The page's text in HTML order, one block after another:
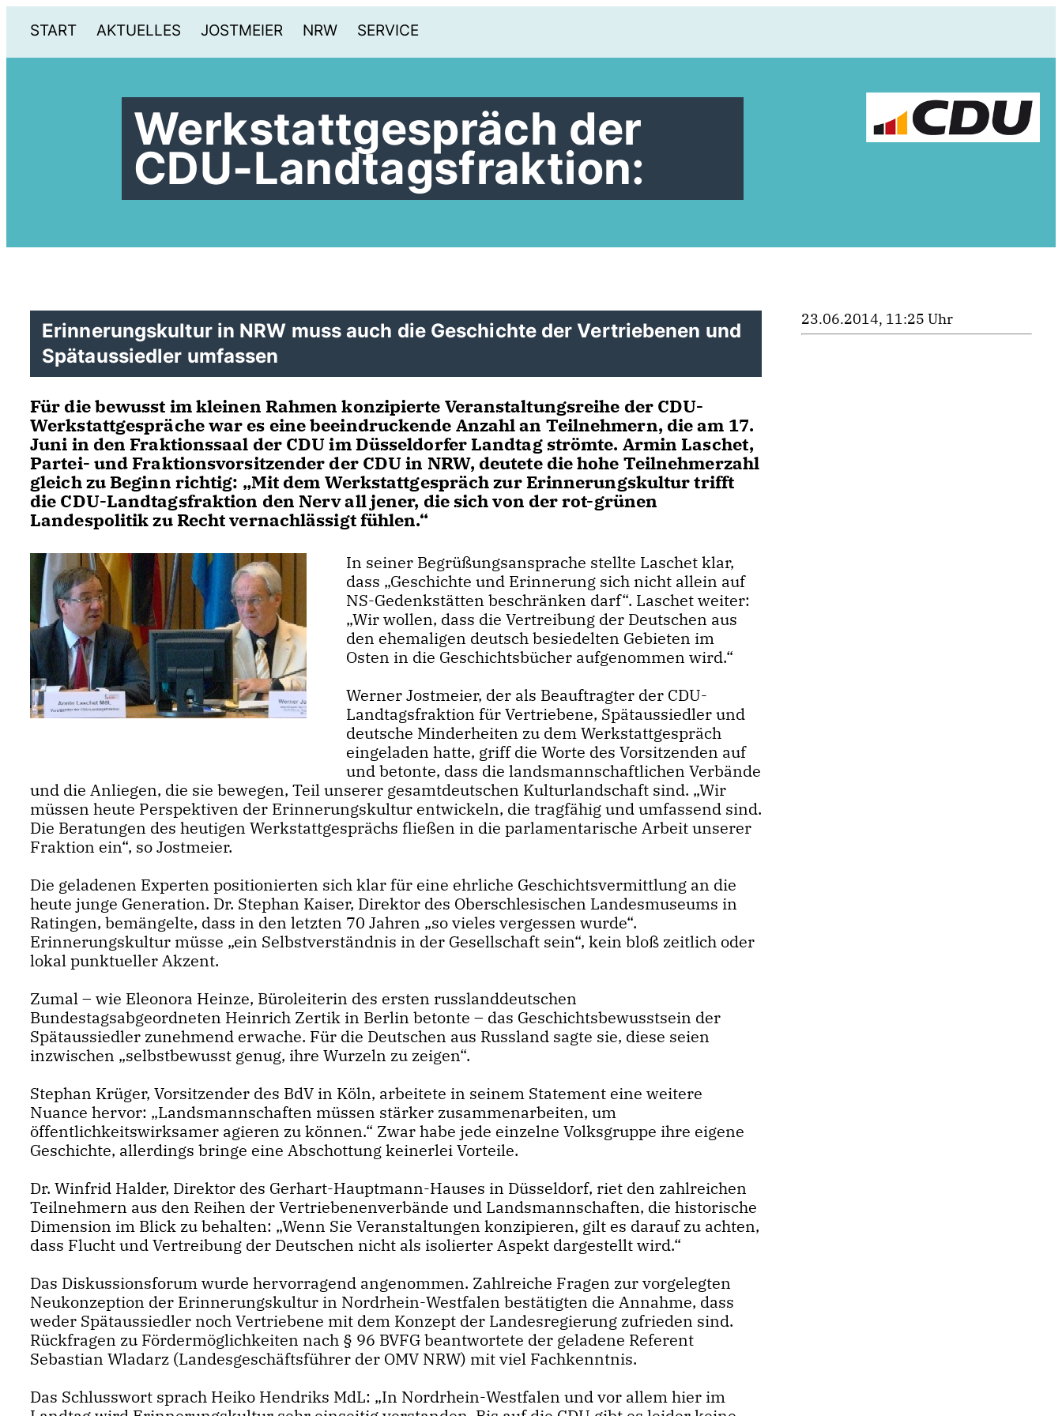
START AKTUELLES JOSTMEIER NRW SERVICE
Werkstattgespräch der
CDU-Landtagsfraktion:
Erinnerungskultur in NRW muss auch die Geschichte der Vertriebenen und
Spätaussiedler umfassen
Für die bewusst im kleinen Rahmen konzipierte Veranstaltungsreihe der CDU-
Werkstattgespräche war es eine beeindruckende Anzahl an Teilnehmern, die am 17.
Juni in den Fraktionssaal der CDU im Düsseldorfer Landtag strömte. Armin Laschet,
Partei- und Fraktionsvorsitzender der CDU in NRW, deutete die hohe Teilnehmerzahl
gleich zu Beginn richtig: „Mit dem Werkstattgespräch zur Erinnerungskultur trifft
die CDU-Landtagsfraktion den Nerv all jener, die sich von der rot-grünen
Landespolitik zu Recht vernachlässigt fühlen.“
In seiner Begrüßungsansprache stellte Laschet klar,
dass „Geschichte und Erinnerung sich nicht allein auf
NS-Gedenkstätten beschränken darf“. Laschet weiter:
Wir wollen, dass die Vertreibung der Deutschen aus
den ehemaligen deutsch besiedelten Gebieten im
Osten in die Geschichtsbücher aufgenommen wird.“
Werner Jostmeier, der als Beauftragter der CDU-
Landtagsfraktion für Vertriebene, Spätaussiedler und
deutsche Minderheiten zu dem Werkstattgespräch
eingeladen hatte, griff die Worte des Vorsitzenden auf
und betonte, dass die landsmannschaftlichen Verbände
und die Anliegen, die sie bewegen, Teil unserer gesamtdeutschen Kulturlandschaft sind. „Wir
müssen heute Perspektiven der Erinnerungskultur entwickeln, die tragfähig und umfassend sind.
Die Beratungen des heutigen Werkstattgesprächs fließen in die parlamentarische Arbeit unserer
Fraktion ein“, so Jostmeier.
Die geladenen Experten positionierten sich klar für eine ehrliche Geschichtsvermittlung an die
heute junge Generation. Dr. Stephan Kaiser, Direktor des Oberschlesischen Landesmuseums in
Ratingen, bemängelte, dass in den letzten 70 Jahren „so vieles vergessen wurde“.
Erinnerungskultur müsse „ein Selbstverständnis in der Gesellschaft sein“, kein bloß zeitlich oder
lokal punktueller Akzent.
Zumal – wie Eleonora Heinze, Büroleiterin des ersten russlanddeutschen
Bundestagsabgeordneten Heinrich Zertik in Berlin betonte – das Geschichtsbewusstsein der
Spätaussiedler zunehmend erwache. Für die Deutschen aus Russland sagte sie, diese seien
inzwischen „selbstbewusst genug, ihre Wurzeln zu zeigen“.
Stephan Krüger, Vorsitzender des BdV in Köln, arbeitete in seinem Statement eine weitere
Nuance hervor: „Landsmannschaften müssen stärker zusammenarbeiten, um
öffentlichkeitswirksamer agieren zu können.“ Zwar habe jede einzelne Volksgruppe ihre eigene
Geschichte, allerdings bringe eine Abschottung keinerlei Vorteile.
Dr. Winfrid Halder, Direktor des Gerhart-Hauptmann-Hauses in Düsseldorf, riet den zahlreichen
Teilnehmern aus den Reihen der Vertriebenenverbände und Landsmannschaften, die historische
Dimension im Blick zu behalten: „Wenn Sie Veranstaltungen konzipieren, gilt es darauf zu achten,
dass Flucht und Vertreibung der Deutschen nicht als isolierter Aspekt dargestellt wird.“
Das Diskussionsforum wurde hervorragend angenommen. Zahlreiche Fragen zur vorgelegten
Neukonzeption der Erinnerungskultur in Nordrhein-Westfalen bestätigten die Annahme, dass
weder Spätaussiedler noch Vertriebene mit dem Konzept der Landesregierung zufrieden sind.
Rückfragen zu Fördermöglichkeiten nach § 96 BVFG beantwortete der geladene Referent
Sebastian Wladarz (Landesgeschäftsführer der OMV NRW) mit viel Fachkenntnis.
Das Schlusswort sprach Heiko Hendriks MdL: „In Nordrhein-Westfalen und vor allem hier im
23.06.2014, 11:25 Uhr